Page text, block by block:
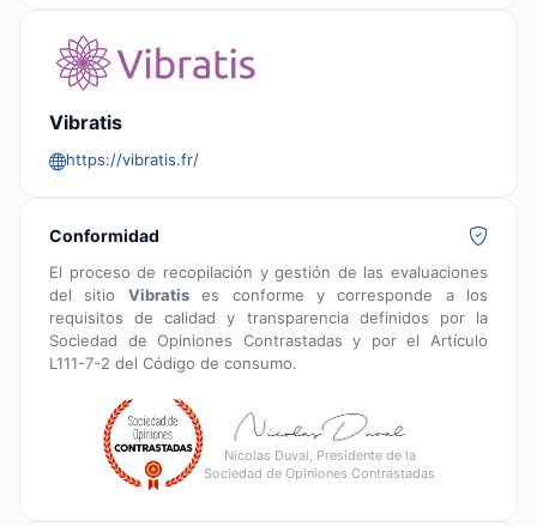
Vibratis
https://vibratis.fr/
Conformidad
El proceso de recopilación y gestión de las evaluaciones
del sitio Vibratises conforme y corresponde a los
requisitos de calidad y transparencia definidos por la
Sociedad de Opiniones Contrastadas y por el Artículo
L111-7-2 del Código de consumo.
Nicolas Duval, Presidente de la
Sociedad de Opiniones Contrastadas